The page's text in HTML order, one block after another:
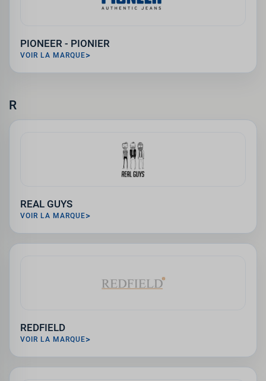
PIONEER - PIONIER
VOIR LA MARQUE
R
REAL GUYS
VOIR LA MARQUE
REDFIELD
VOIR LA MARQUE